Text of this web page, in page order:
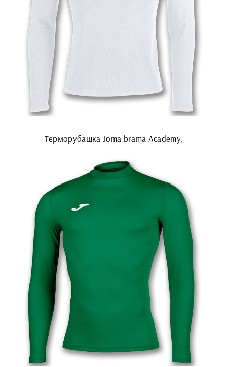
Терморубашка Joma brama Academy,